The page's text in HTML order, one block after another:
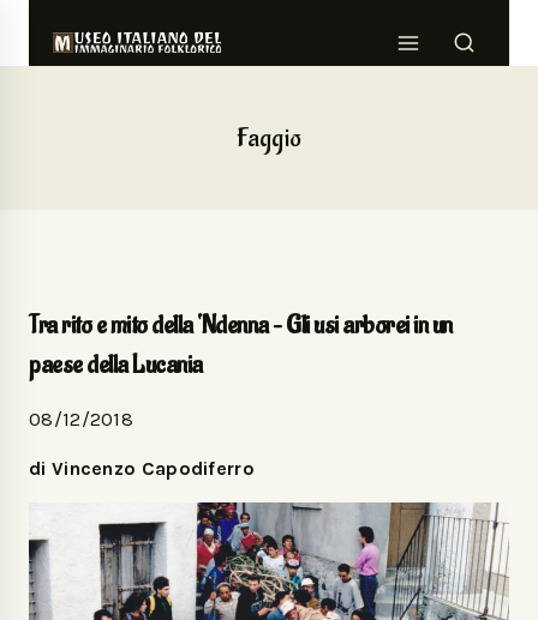
Faggio
Tra rito e mito della ‘Ndenna – Gli usi arborei in un
paese della Lucania
08/12/2018
di Vincenzo Capodiferro